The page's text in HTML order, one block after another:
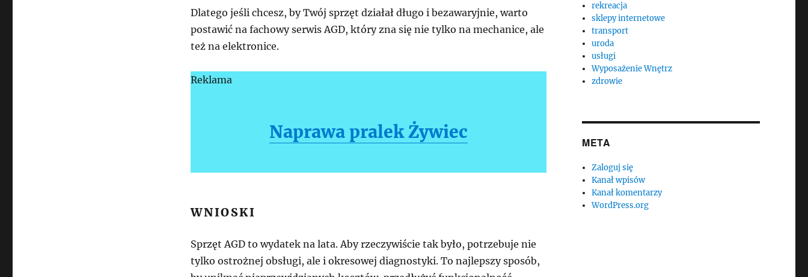
Dlatego jeśli chcesz, by Twój sprzęt działał długo i bezawaryjnie, warto
postawić na fachowy serwis AGD, który zna się nie tylko na mechanice, ale
też na elektronice.
Reklama
Naprawa pralek Żywiec
WNIOSKI
Sprzęt AGD to wydatek na lata. Aby rzeczywiście tak było, potrzebuje nie
tylko ostrożnej obsługi, ale i okresowej diagnostyki. To najlepszy sposób,
rekreacja
sklepy internetowe
transport
uroda
usługi
Wyposażenie Wnętrz
zdrowie
META
Zaloguj się
Kanał wpisów
Kanał komentarzy
WordPress.org